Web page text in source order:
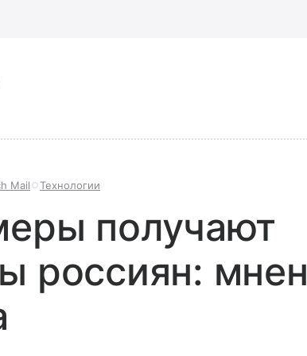
Mail Технологии
получают
россиян: